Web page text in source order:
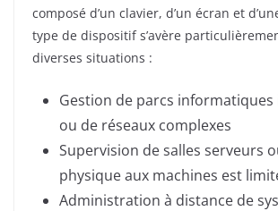
composé d’un clavier, d’un écran et
type de dispositif s’avère
diverses situations :
Gestion de parcs
ou de réseaux complexes
Supervision de salles serveurs
physique aux machines est
Administration à distance de